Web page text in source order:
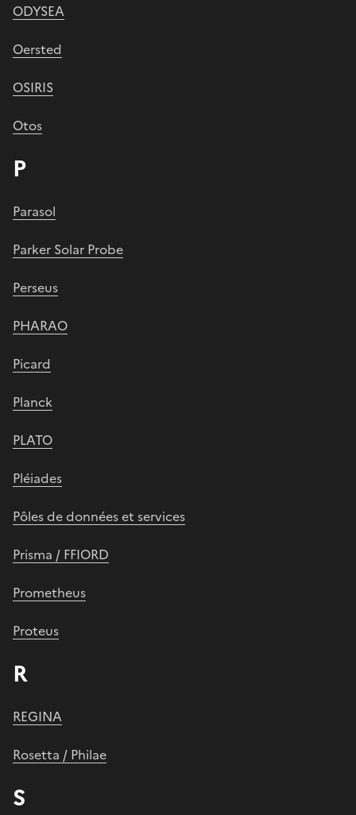
ODYSEA
Oersted
OSIRIS
Otos
P
Parasol
Parker Solar Probe
Perseus
PHARAO
Picard
Planck
PLATO
Pléiades
Pôles de données et services
Prisma / FFIORD
Prometheus
Proteus
R
REGINA
Rosetta / Philae
S